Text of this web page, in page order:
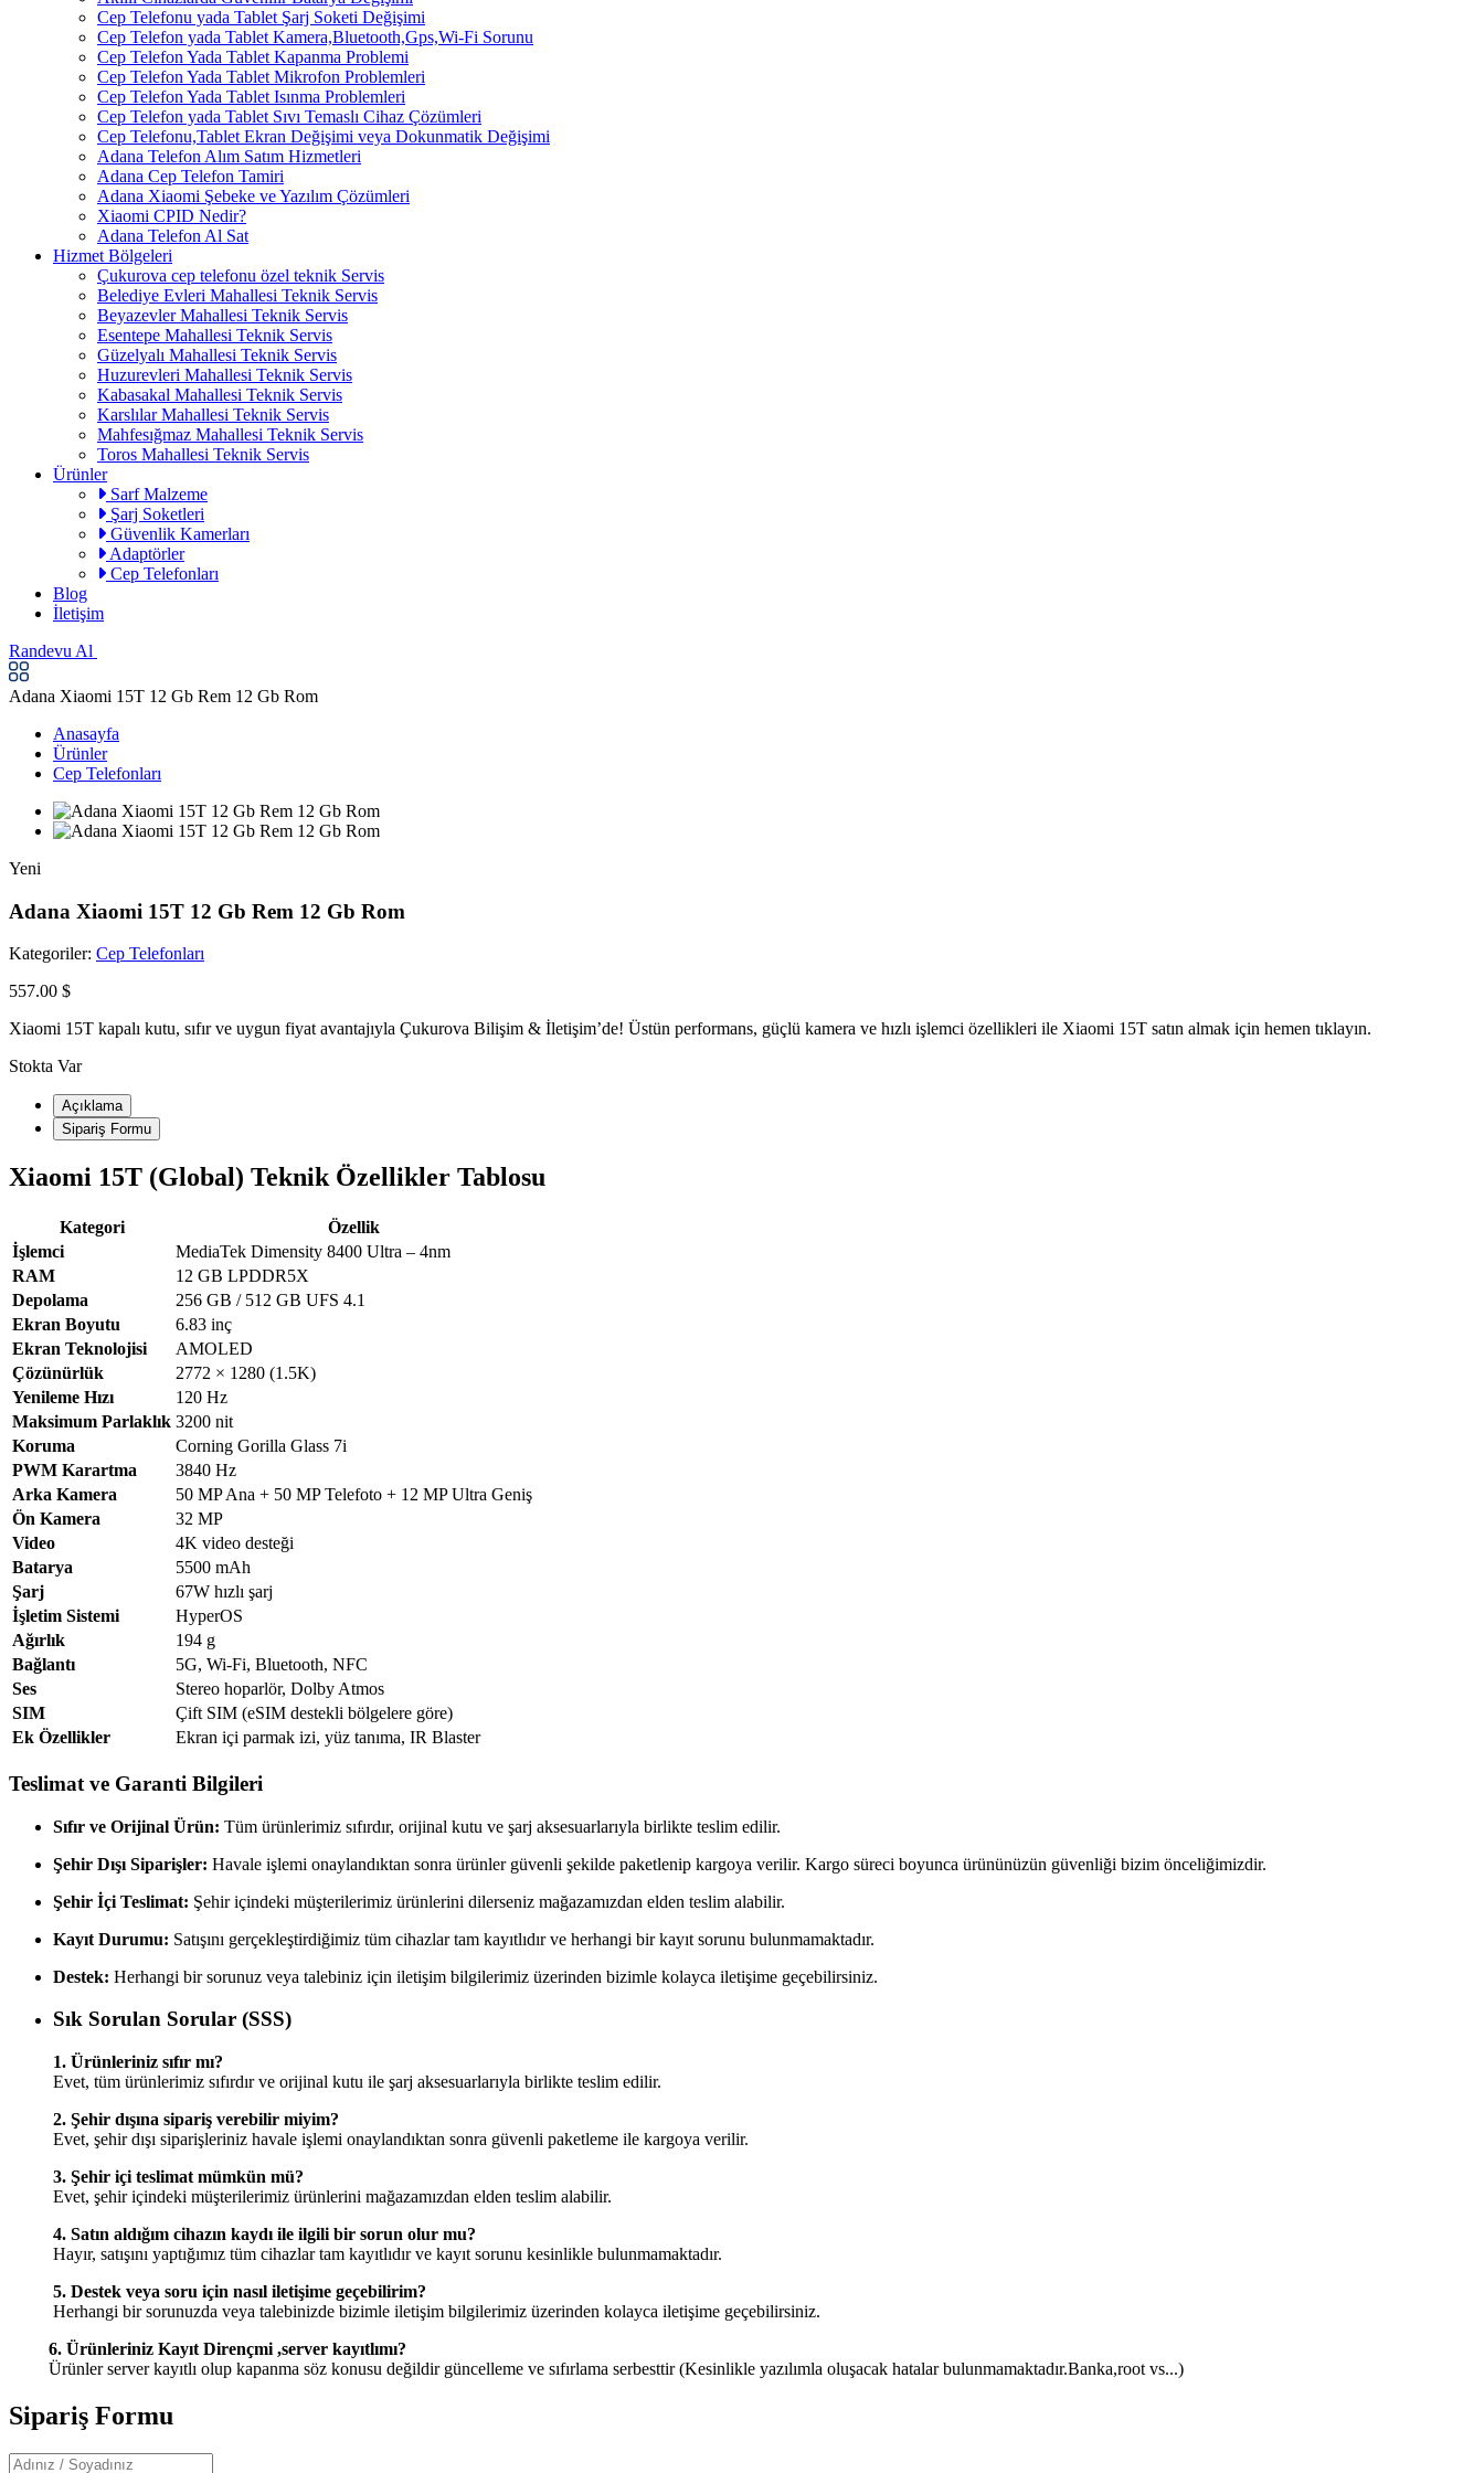
Cep Telefonu yada Tablet Şarj Soketi Değişimi
Cep Telefon yada Tablet Kamera,Bluetooth,Gps,Wi-Fi Sorunu
Cep Telefon Yada Tablet Kapanma Problemi
Cep Telefon Yada Tablet Mikrofon Problemleri
Cep Telefon Yada Tablet Isınma Problemleri
Cep Telefon yada Tablet Sıvı Temaslı Cihaz Çözümleri
Cep Telefonu,Tablet Ekran Değişimi veya Dokunmatik Değişimi
Adana Telefon Alım Satım Hizmetleri
Adana Cep Telefon Tamiri
Adana Xiaomi Şebeke ve Yazılım Çözümleri
Xiaomi CPID Nedir?
Adana Telefon Al Sat
Hizmet Bölgeleri
Çukurova cep telefonu özel teknik Servis
Belediye Evleri Mahallesi Teknik Servis
Beyazevler Mahallesi Teknik Servis
Esentepe Mahallesi Teknik Servis
Güzelyalı Mahallesi Teknik Servis
Huzurevleri Mahallesi Teknik Servis
Kabasakal Mahallesi Teknik Servis
Karslılar Mahallesi Teknik Servis
Mahfesığmaz Mahallesi Teknik Servis
Toros Mahallesi Teknik Servis
Ürünler
Sarf Malzeme
Şarj Soketleri
Güvenlik Kamerları
Adaptörler
Cep Telefonları
Blog
İletişim
Randevu Al
Adana Xiaomi 15T 12 Gb Rem 12 Gb Rom
Anasayfa
Ürünler
Cep Telefonları
Yeni
Adana Xiaomi 15T 12 Gb Rem 12 Gb Rom
Kategoriler: Cep Telefonları
557.00 $
Xiaomi 15T kapalı kutu, sıfır ve uygun fiyat avantajıyla Çukurova Bilişim & İletişim’de! Üstün performans, güçlü kamera ve hızlı işlemci özellikleri ile Xiaomi 15T satın almak için hemen tıklayın.
Stokta Var
Açıklama
Sipariş Formu
Xiaomi 15T (Global) Teknik Özellikler Tablosu
Kategori
Özellik
İşlemci
MediaTek Dimensity 8400 Ultra – 4nm
RAM
12 GB LPDDR5X
Depolama
256 GB / 512 GB UFS 4.1
Ekran Boyutu
6.83 inç
Ekran Teknolojisi
AMOLED
Çözünürlük
2772 × 1280 (1.5K)
Yenileme Hızı
120 Hz
Maksimum Parlaklık 3200 nit
Koruma
Corning Gorilla Glass 7i
PWM Karartma
3840 Hz
Arka Kamera
50 MP Ana + 50 MP Telefoto + 12 MP Ultra Geniş
Ön Kamera
32 MP
Video
4K video desteği
Batarya
5500 mAh
Şarj
67W hızlı şarj
İşletim Sistemi
HyperOS
Ağırlık
194 g
Bağlantı
5G, Wi-Fi, Bluetooth, NFC
Ses
Stereo hoparlör, Dolby Atmos
SIM
Çift SIM (eSIM destekli bölgelere göre)
Ek Özellikler
Ekran içi parmak izi, yüz tanıma, IR Blaster
Teslimat ve Garanti Bilgileri
Sıfır ve Orijinal Ürün: Tüm ürünlerimiz sıfırdır, orijinal kutu ve şarj aksesuarlarıyla birlikte teslim edilir.
Şehir Dışı Siparişler: Havale işlemi onaylandıktan sonra ürünler güvenli şekilde paketlenip kargoya verilir. Kargo süreci boyunca ürününüzün güvenliği bizim önceliğimizdir.
Şehir İçi Teslimat: Şehir içindeki müşterilerimiz ürünlerini dilerseniz mağazamızdan elden teslim alabilir.
Kayıt Durumu: Satışını gerçekleştirdiğimiz tüm cihazlar tam kayıtlıdır ve herhangi bir kayıt sorunu bulunmamaktadır.
Destek: Herhangi bir sorunuz veya talebiniz için iletişim bilgilerimiz üzerinden bizimle kolayca iletişime geçebilirsiniz.
Sık Sorulan Sorular (SSS)
1. Ürünleriniz sıfır mı?
Evet, tüm ürünlerimiz sıfırdır ve orijinal kutu ile şarj aksesuarlarıyla birlikte teslim edilir.
2. Şehir dışına sipariş verebilir miyim?
Evet, şehir dışı siparişleriniz havale işlemi onaylandıktan sonra güvenli paketleme ile kargoya verilir.
3. Şehir içi teslimat mümkün mü?
Evet, şehir içindeki müşterilerimiz ürünlerini mağazamızdan elden teslim alabilir.
4. Satın aldığım cihazın kaydı ile ilgili bir sorun olur mu?
Hayır, satışını yaptığımız tüm cihazlar tam kayıtlıdır ve kayıt sorunu kesinlikle bulunmamaktadır.
5. Destek veya soru için nasıl iletişime geçebilirim?
Herhangi bir sorunuzda veya talebinizde bizimle iletişim bilgilerimiz üzerinden kolayca iletişime geçebilirsiniz.
6. Ürünleriniz Kayıt Dirençmi ,server kayıtlımı?
Ürünler server kayıtlı olup kapanma söz konusu değildir güncelleme ve sıfırlama serbesttir (Kesinlikle yazılımla oluşacak hatalar bulunmamaktadır.Banka,root vs...)
Sipariş Formu